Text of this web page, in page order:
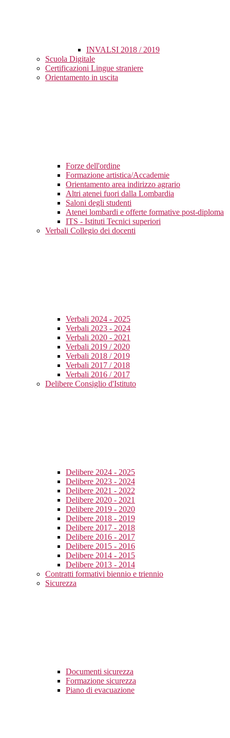
INVALSI 2018 / 2019
Scuola Digitale
Certificazioni Lingue straniere
Orientamento in uscita
Forze dell'ordine
Formazione artistica/Accademie
Orientamento area indirizzo agrario
Altri atenei fuori dalla Lombardia
Saloni degli studenti
Atenei lombardi e offerte formative post-diploma
ITS - Istituti Tecnici superiori
Verbali Collegio dei docenti
Verbali 2024 - 2025
Verbali 2023 - 2024
Verbali 2020 - 2021
Verbali 2019 / 2020
Verbali 2018 / 2019
Verbali 2017 / 2018
Verbali 2016 / 2017
Delibere Consiglio d'Istituto
Delibere 2024 - 2025
Delibere 2023 - 2024
Delibere 2021 - 2022
Delibere 2020 - 2021
Delibere 2019 - 2020
Delibere 2018 - 2019
Delibere 2017 - 2018
Delibere 2016 - 2017
Delibere 2015 - 2016
Delibere 2014 - 2015
Delibere 2013 - 2014
Contratti formativi biennio e triennio
Sicurezza
Documenti sicurezza
Formazione sicurezza
Piano di evacuazione